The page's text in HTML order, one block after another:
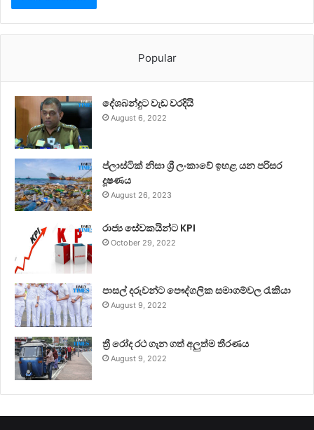
Popular
දේශබන්දුට වැඩ වරදියි
August 6, 2022
ප්ලාස්ටික් නිසා ශ්‍රී ලංකාවේ ඉහළ යන පරිසර
දූෂණය
August 26, 2023
රාජ්‍ය සේවකයින්ට KPI
October 29, 2022
පාසල් දරුවන්ට පෞද්ගලික සමාගම්වල රැකියා
August 9, 2022
ත්‍රී රෝද රථ ගැන ගත් අලුත්ම තීරණය
August 9, 2022